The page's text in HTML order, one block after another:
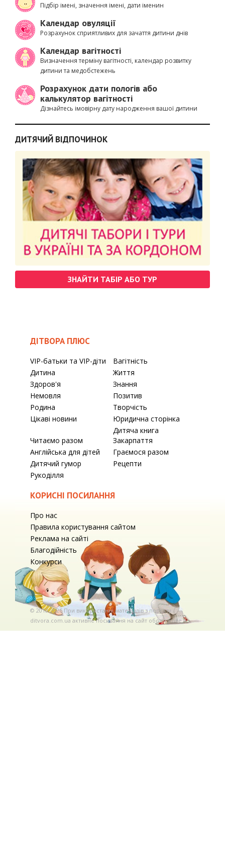
Підбір імені, значення імені, дати іменин
Календар овуляції
Розрахунок сприятливих для зачаття дитини днів
Календар вагітності
Визначення терміну вагітності, календар розвитку
дитини та медобстежень
Розрахунок дати пологів або
калькулятор вагітності
Дізнайтесь імовірну дату народження вашої дитини
ДИТЯЧИЙ ВІДПОЧИНОК
ЗНАЙТИ ТАБІР АБО ТУР
ДІТВОРА ПЛЮС
VIP-батьки та VIP-діти
Вагітність
Дитина
Життя
Здоров'я
Знання
Немовля
Позитив
Родина
Творчість
Цікаві новини
Юридична сторінка
Читаємо разом
Дитяча книга
Закарпаття
Англійська для дітей
Граємося разом
Дитячий гумор
Рецепти
Рукоділля
КОРИСНІ ПОСИЛАННЯ
Про нас
Правила користування сайтом
Реклама на сайті
Благодійність
Конкурси
© 2010-2026 При використаннi матерiалiв з порталу
ditvora.com.ua активне посилання на сайт обов'язкове. .